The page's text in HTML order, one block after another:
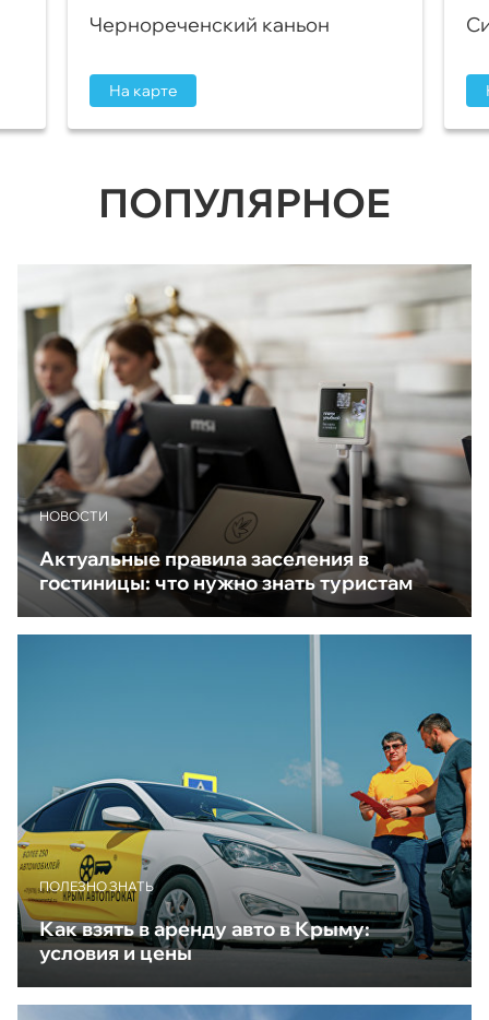
Чернореченский каньон
На карте
ПОПУЛЯРНОЕ
НОВОСТИ
Актуальные правила заселения в
гостиницы: что нужно знать туристам
ПОЛЕЗНО ЗНАТЬ
Как взять в аренду авто в Крыму:
условия и цены